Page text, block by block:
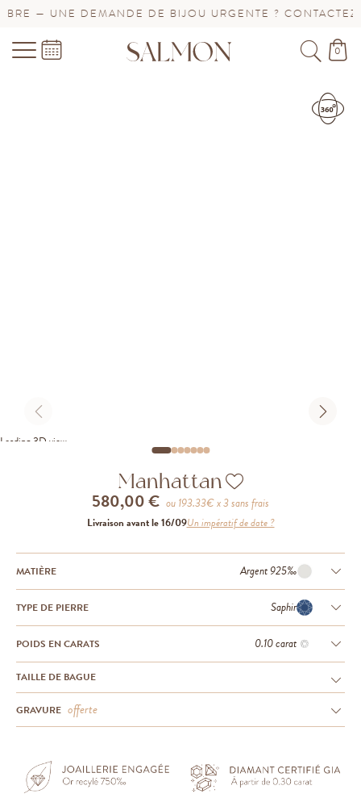
— UNE DEMANDE DE BIJOU URGENTE ? CONTACTEZ-
0
Loading 3D view
Manhattan
580,00 € ou193.33€ x 3 sans frais
Livraison avant le 16/09Un impératif de date ?
MATIÈRE Argent 925‰
TYPE DE PIERRE Saphir
POIDS EN CARATS 0.10 carat
TAILLE DE BAGUE
GRAVURE offerte